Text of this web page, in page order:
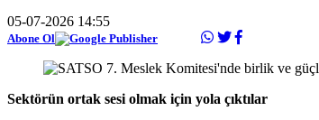
05-07-2026 14:55
Abone Ol
Sektörün ortak sesi olmak için yola çıktılar